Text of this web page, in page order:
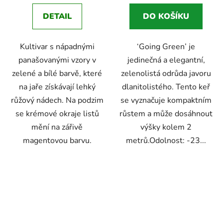
4,7
z
hvězdiček.
DETAIL
Kultivar s nápadnými
panašovanými vzory v
zelené a bílé barvě, které
na jaře získávají lehký
růžový nádech. Na podzim
se krémové okraje listů
mění na zářivě
magentovou barvu.
4,8
z
hvězdiček.
DO KOŠÍKU
‘Going Green’ je
jedinečná a elegantní,
zelenolistá odrůda javoru
dlanitolistého. Tento keř
se vyznačuje kompaktním
růstem a může dosáhnout
výšky kolem 2
metrů.Odolnost: -23...